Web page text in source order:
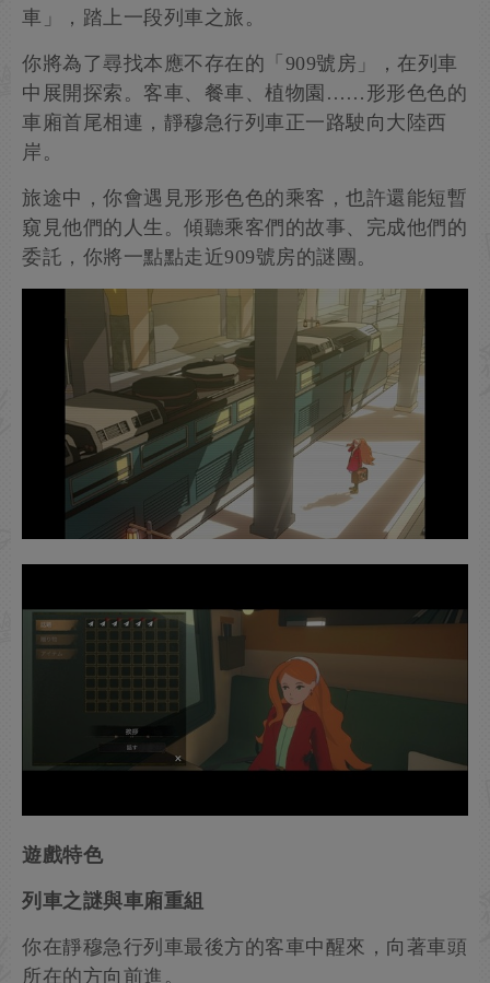
車」，踏上一段列車之旅。
你將為了尋找本應不存在的「909號房」，在列車
中展開探索。客車、餐車、植物園……形形色色的
車廂首尾相連，靜穆急行列車正一路駛向大陸西
岸。
旅途中，你會遇見形形色色的乘客，也許還能短暫
窺見他們的人生。傾聽乘客們的故事、完成他們的
委託，你將一點點走近909號房的謎團。
遊戲特色
列車之謎與車廂重組
你在靜穆急行列車最後方的客車中醒來，向著車頭
所在的方向前進。